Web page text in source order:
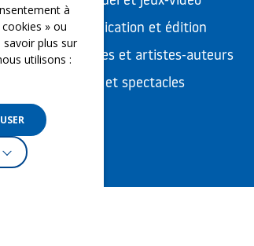
Communication et édition
Freelances et artistes-auteurs
Musique et spectacles
à
» ou
savoir plus sur
utilisons :